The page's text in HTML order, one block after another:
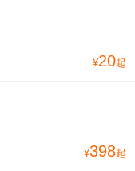
¥20起
¥398起